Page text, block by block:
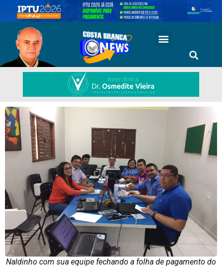
Naldinho com sua equipe fechando a folha de pagamento do